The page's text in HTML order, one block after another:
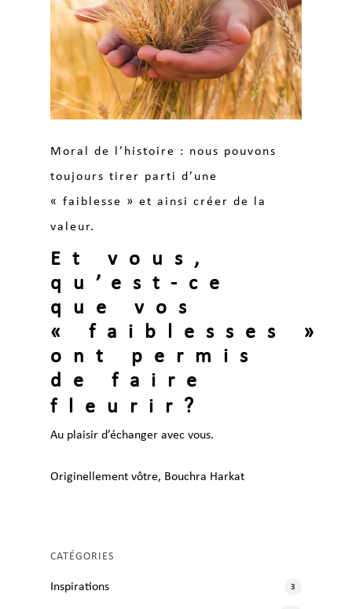
Moral de l’histoire : nous pouvons
toujours tirer parti d’une
« faiblesse » et ainsi créer de la
valeur.
Et vous,
qu’est-ce
que vos
« faiblesses »
ont permis
de faire
fleurir ?
Au plaisir d’échanger avec vous.
Originellement vôtre, Bouchra Harkat
CATÉGORIES
Inspirations 3